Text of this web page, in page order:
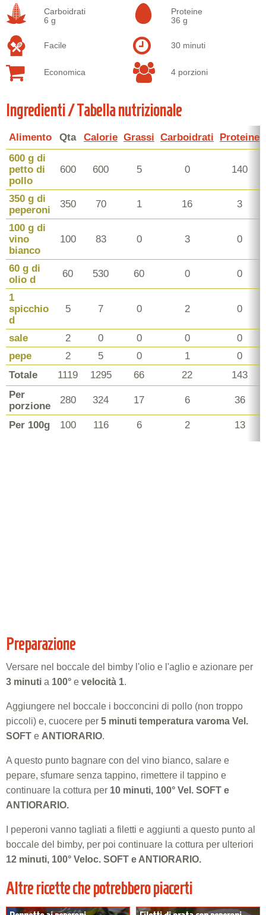
Carboidrati
6 g
Proteine
36 g
Facile 30 minuti
Economica 4 porzioni
Ingredienti / Tabella nutrizionale
Alimento Qta Calorie Grassi Carboidrati Proteine
600 g di
petto di
pollo
600 600 5 0 140
350 g di
peperoni
350 70 1 16 3
100 g di
vino
bianco
100 83 0 3 0
60 g di
olio d
60 530 60 0 0
1
spicchio
d
5 7 0 2 0
sale 2 0 0 0
0
pepe
2 5 0 1
0
Totale
1119 1295 66 22
143
Per
porzione
280 324 17 6 36
Per 100g 100 116 6 2 13
Preparazione
Versare nel boccale del bimby l'olio e l'aglio e azionare per
3 minuti a 100° e velocità 1.
Aggiungere nel boccale i bocconcini di pollo (non troppo
piccoli) e, cuocere per 5 minuti temperatura varoma Vel.
SOFT e ANTIORARIO.
A questo punto bagnare con del vino bianco, salare e
pepare, sfumare senza tappino, rimettere il tappino e
continuare la cottura per 10 minuti, 100° Vel. SOFT e
ANTIORARIO.
I peperoni vanno tagliati a filetti e aggiunti a questo punto al
boccale del bimby, per poi continuare la cottura per ulteriori
12 minuti, 100° Veloc. SOFT e ANTIORARIO.
Altre ricette che potrebbero piacerti